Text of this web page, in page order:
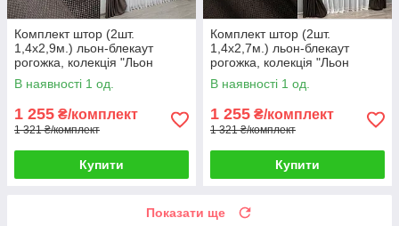
Комплект штор (2шт.
1,4х2,9м.) льон-блекаут
рогожка, колекція "Льон
Мішковина". Колір сіро-
коричневий. Код 1160ш 39-
В наявності 1 од.
1 255 ₴/комплект
1 321 ₴/комплект
Купити
Комплект штор (2шт.
1,4х2,7м.) льон-блекаут
рогожка, колекція "Льон
Мішковина". Колір венге. Код
1180ш 39-173
В наявності 1 од.
1 255 ₴/комплект
1 321 ₴/комплект
Купити
Показати ще